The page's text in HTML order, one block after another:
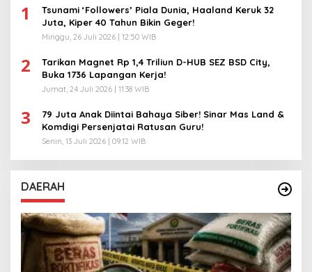
1
Tsunami ‘Followers’ Piala Dunia, Haaland Keruk 32
Juta, Kiper 40 Tahun Bikin Geger!
Minggu, 26 Juli 2026 | 12:50 WIB
2
Tarikan Magnet Rp 1,4 Triliun D-HUB SEZ BSD City,
Buka 1736 Lapangan Kerja!
Jumat, 24 Juli 2026 | 11:38 WIB
3
79 Juta Anak Diintai Bahaya Siber! Sinar Mas Land &
Komdigi Persenjatai Ratusan Guru!
Senin, 13 Juli 2026 | 09:12 WIB
DAERAH